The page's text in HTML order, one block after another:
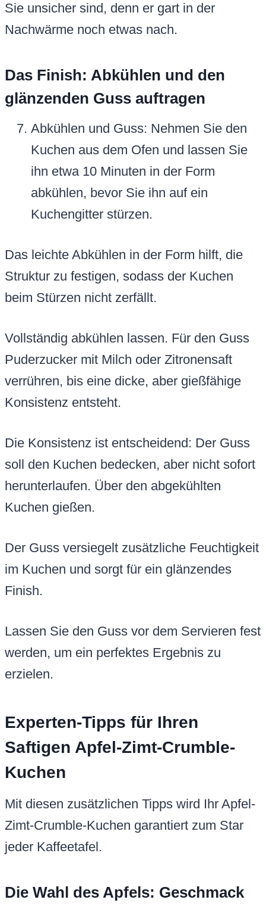
Sie unsicher sind, denn er gart in der
Nachwärme noch etwas nach.
Das Finish: Abkühlen und den
glänzenden Guss auftragen
Abkühlen und Guss: Nehmen Sie den
Kuchen aus dem Ofen und lassen Sie
ihn etwa 10 Minuten in der Form
abkühlen, bevor Sie ihn auf ein
Kuchengitter stürzen.
Das leichte Abkühlen in der Form hilft, die
Struktur zu festigen, sodass der Kuchen
beim Stürzen nicht zerfällt.
Vollständig abkühlen lassen. Für den Guss
Puderzucker mit Milch oder Zitronensaft
verrühren, bis eine dicke, aber gießfähige
Konsistenz entsteht.
Die Konsistenz ist entscheidend: Der Guss
soll den Kuchen bedecken, aber nicht sofort
herunterlaufen. Über den abgekühlten
Kuchen gießen.
Der Guss versiegelt zusätzliche Feuchtigkeit
im Kuchen und sorgt für ein glänzendes
Finish.
Lassen Sie den Guss vor dem Servieren fest
werden, um ein perfektes Ergebnis zu
erzielen.
Experten-Tipps für Ihren
Saftigen Apfel-Zimt-Crumble-
Kuchen
Mit diesen zusätzlichen Tipps wird Ihr Apfel-
Zimt-Crumble-Kuchen garantiert zum Star
jeder Kaffeetafel.
Die Wahl des Apfels: Geschmack